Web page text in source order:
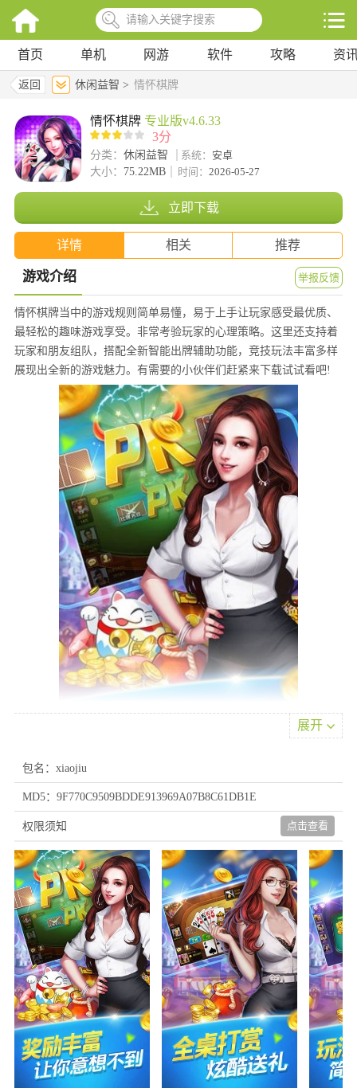
首页 单机 网游 软件 攻略 资
返回 休闲益智 > 情怀棋牌
情怀棋牌 专业版v4.6.33
3分
分类： 休闲益智 系统： 安卓
大小： 75.22MB 时间： 2026-05-27
立即下载
详情 相关 推荐
游戏介绍 举报反馈
情怀棋牌当中的游戏规则简单易懂，易于上手让玩家感受最优质、
最轻松的趣味游戏享受。非常考验玩家的心理策略。这里还支持着
玩家和朋友组队，搭配全新智能出牌辅助功能，竞技玩法丰富多样
展现出全新的游戏魅力。有需要的小伙伴们赶紧来下载试试看吧!
游戏特色
1、采用真实玩家随机匹配机制，确保对局过程的公平性与竞技质
量，通过先进技术架构保障游戏体验的趣味性和公正性
2、配备丰富的互动工具系统，提供多种社交道具增强娱乐氛围，
有效促进玩家间的交流互动
3、界面设计兼具美观性与实用性，视觉呈现精致优雅，操作流程
简洁直观，触控响应灵敏顺畅
优势魅力
1、设立多元化的活动参与机制，通过任务系统可获得丰富回馈，
大量虚拟资产支持自由兑换
2、配备智能匹配系统，根据玩家实力快速筛选合适对手，显著缩
短匹配等待时间
3、内置智能提示功能，为玩家提供实时策略建议，有效减少操作
展开
包名：xiaojiu
MD5：9F770C9509BDDE913969A07B8C61DB1E
权限须知 点击查看